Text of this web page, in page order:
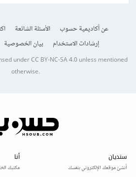
عن أكاديمية حسوب الأسئلة الشائعة
إرشادات الاستخدام
بيان الخصوصية
underCC BY-NC-SA 4.0unless mentioned
otherwise.